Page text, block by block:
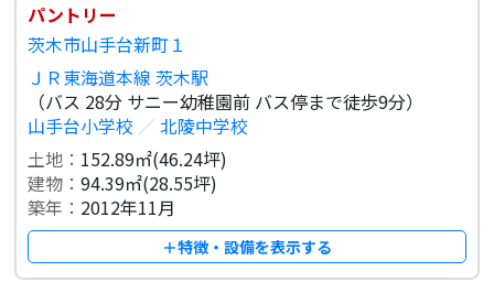
パントリー
茨木市山手台新町１
ＪＲ東海道本線 茨木駅
（バス 28分 サニー幼稚園前 バス停まで徒歩9分）
山手台小学校 ／ 北陵中学校
土地： 152.89㎡(46.24坪)
建物：94.39㎡(28.55坪)
築年： 2012年11月
＋特徴・設備を表示する